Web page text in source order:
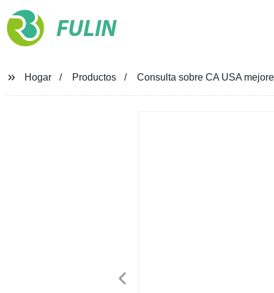
FULIN
Hogar Productos Consulta sobre CA USA